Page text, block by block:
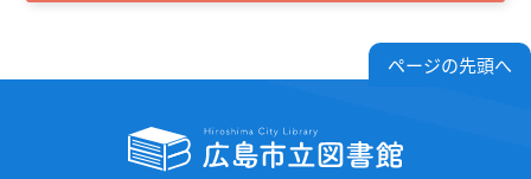
ページの先頭へ